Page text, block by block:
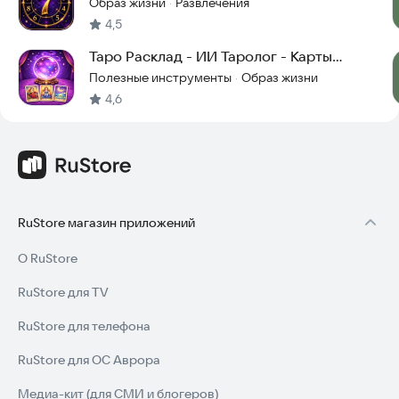
наслаждайтесь атмосферой умиротворения.
Начните своё путешествие к духовному росту,
самопониманию и гармонии! Пусть звёзды, карты и лунный
свет ведут вас к осознанию истинного предназначения!
В приложении есть платные функции.
·
4,5
Таро Расклад - ИИ Таролог - Карты
Гадание Расклады
Полезные инструменты · Образ жизни
4,6
RuStore магазин приложений
О RuStore
RuStore для TV
RuStore для телефона
RuStore для ОС Аврора
Медиа-кит (для СМИ и блогеров)